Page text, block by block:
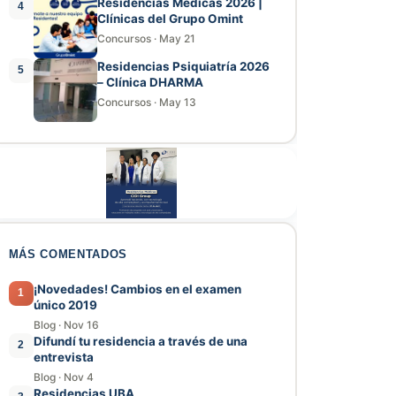
4
Clínicas del Grupo Omint
Concursos · May 21
5
Residencias Psiquiatría 2026
– Clínica DHARMA
Concursos · May 13
MÁS COMENTADOS
1
¡Novedades! Cambios en el examen
único 2019
Blog · Nov 16
2
Difundí tu residencia a través de una
entrevista
Blog · Nov 4
Residencias UBA